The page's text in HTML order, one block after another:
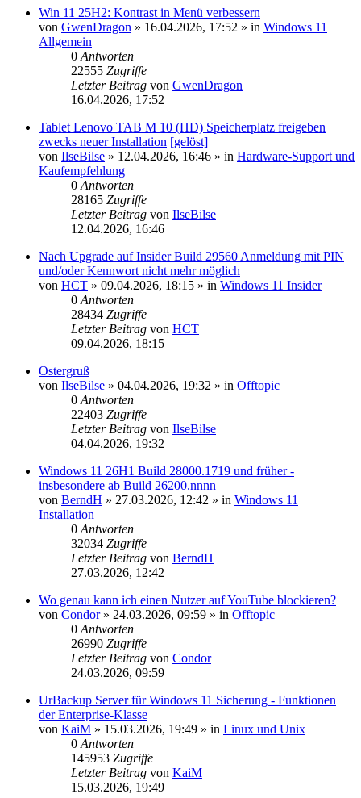
Win 11 25H2: Kontrast in Menü verbessern
von GwenDragon » 16.04.2026, 17:52 » in Windows 11
Allgemein
0Antworten
22555 Zugriffe
Letzter Beitrag von GwenDragon
16.04.2026, 17:52
Tablet Lenovo TAB M 10 (HD) Speicherplatz freigeben
zwecks neuer Installation [gelöst]
von IlseBilse » 12.04.2026, 16:46 » in Hardware-Support und
Kaufempfehlung
0Antworten
28165 Zugriffe
Letzter Beitrag von IlseBilse
12.04.2026, 16:46
Nach Upgrade auf Insider Build 29560 Anmeldung mit PIN
und/oder Kennwort nicht mehr möglich
von HCT » 09.04.2026, 18:15 » in Windows 11 Insider
0Antworten
28434 Zugriffe
Letzter Beitrag von HCT
09.04.2026, 18:15
Ostergruß
von IlseBilse » 04.04.2026, 19:32 » in Offtopic
0Antworten
22403 Zugriffe
Letzter Beitrag von IlseBilse
04.04.2026, 19:32
Windows 11 26H1 Build 28000.1719 und früher -
insbesondere ab Build 26200.nnnn
von BerndH » 27.03.2026, 12:42 » in Windows 11
Installation
0Antworten
32034 Zugriffe
Letzter Beitrag von BerndH
27.03.2026, 12:42
Wo genau kann ich einen Nutzer auf YouTube blockieren?
von Condor» 24.03.2026, 09:59 » in Offtopic
0Antworten
26990 Zugriffe
Letzter Beitrag von Condor
24.03.2026, 09:59
UrBackup Server für Windows 11 Sicherung - Funktionen
der Enterprise-Klasse
von KaiM » 15.03.2026, 19:49 » in Linux und Unix
0Antworten
145953 Zugriffe
Letzter Beitrag von KaiM
15.03.2026, 19:49